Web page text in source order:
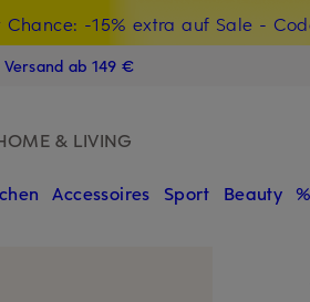
Chance: -15% extra auf Sale -
Willkommensgutschein mit
ab 149 €
& LIVING
Accessoires Sport Beauty